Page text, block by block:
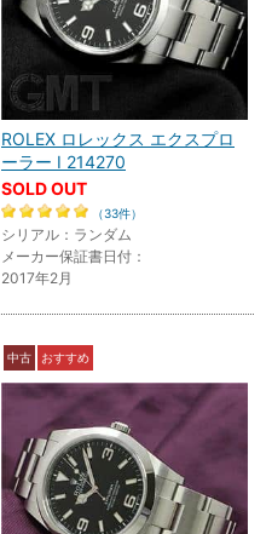
ROLEX ロレックス エクスプロ
ーラー I 214270
SOLD OUT
（33件）
シリアル：ランダム
メーカー保証書日付：
2017年2月
中古 おすすめ